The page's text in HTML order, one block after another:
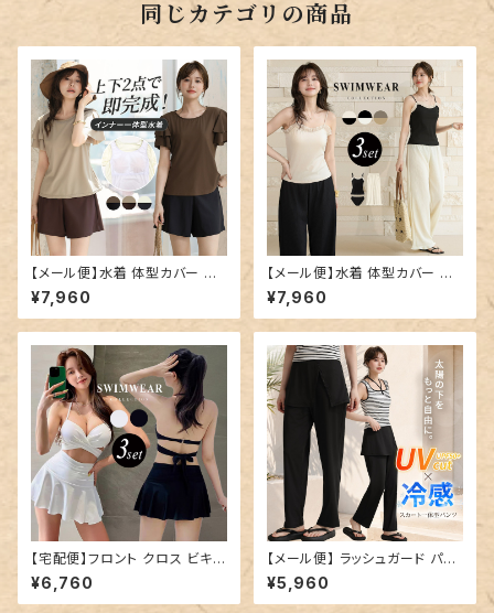
同じカテゴリの商品
【メール便】水着 体型カバー レ
ディース 半袖 ティアード フレア
スリーブ ブラ一体型トップス シ
ョートパンツ 2点セット／hys34
¥7,960
【メール便】水着 体型カバー キ
ャミキニ レディース パンツ ワイ
ドパンツ 3点セット／hys3438
¥7,960
【宅配便】フロント クロス ビキニ
水着 レディース 体型カバー／h
ys3437
¥6,760
【メール便】 ラッシュガード パン
ツ レディース ロング／swimw
ear-b021
¥5,960